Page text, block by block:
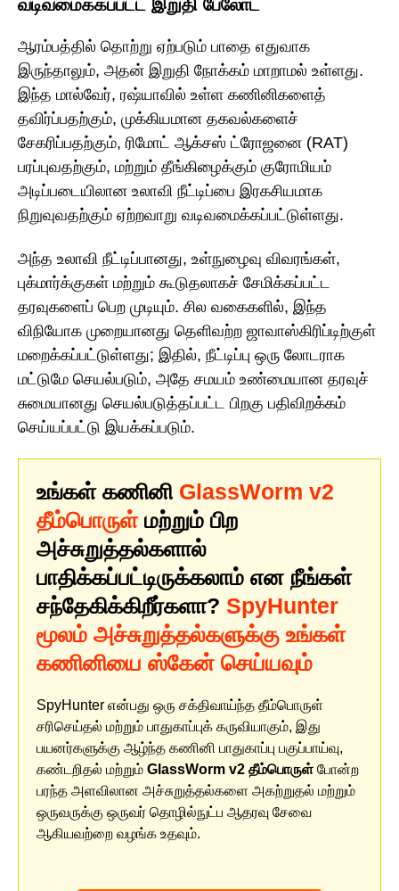
வடிவமைக்கப்பட்ட இறுதி பேலோட்
ஆரம்பத்தில் தொற்று ஏற்படும் பாதை எதுவாக
இருந்தாலும், அதன் இறுதி நோக்கம் மாறாமல் உள்ளது.
இந்த மால்வேர், ரஷ்யாவில் உள்ள கணினிகளைத்
தவிர்ப்பதற்கும், முக்கியமான தகவல்களைச்
சேகரிப்பதற்கும், ரிமோட் ஆக்சஸ் ட்ரோஜனை (RAT)
பரப்புவதற்கும், மற்றும் தீங்கிழைக்கும் குரோமியம்
அடிப்படையிலான உலாவி நீட்டிப்பை இரகசியமாக
நிறுவுவதற்கும் ஏற்றவாறு வடிவமைக்கப்பட்டுள்ளது.
அந்த உலாவி நீட்டிப்பானது, உள்நுழைவு விவரங்கள்,
புக்மார்க்குகள் மற்றும் கூடுதலாகச் சேமிக்கப்பட்ட
தரவுகளைப் பெற முடியும். சில வகைகளில், இந்த
விநியோக முறையானது தெளிவற்ற ஜாவாஸ்கிரிப்டிற்குள்
மறைக்கப்பட்டுள்ளது; இதில், நீட்டிப்பு ஒரு லோடராக
மட்டுமே செயல்படும், அதே சமயம் உண்மையான தரவுச்
சுமையானது செயல்படுத்தப்பட்ட பிறகு பதிவிறக்கம்
செய்யப்பட்டு இயக்கப்படும்.
உங்கள் கணினி GlassWorm v2
தீம்பொருள்மற்றும் பிற
அச்சுறுத்தல்களால்
பாதிக்கப்பட்டிருக்கலாம் என நீங்கள்
சந்தேகிக்கிறீர்களா? SpyHunter
மூலம் அச்சுறுத்தல்களுக்கு உங்கள்
கணினியை ஸ்கேன் செய்யவும்
SpyHunter என்பது ஒரு சக்திவாய்ந்த தீம்பொருள்
சரிசெய்தல் மற்றும் பாதுகாப்புக் கருவியாகும், இது
பயனர்களுக்கு ஆழ்ந்த கணினி பாதுகாப்பு பகுப்பாய்வு,
கண்டறிதல் மற்றும் GlassWorm v2 தீம்பொருள் போன்ற
பரந்த அளவிலான அச்சுறுத்தல்களை அகற்றுதல் மற்றும்
ஒருவருக்கு ஒருவர் தொழில்நுட்ப ஆதரவு சேவை
ஆகியவற்றை வழங்க உதவும்.